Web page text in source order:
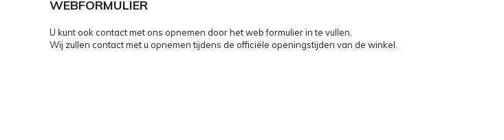
WEBFORMULIER
U kunt ook contact met ons opnemen door het web formulier in te vullen.
Wij zullen contact met u opnemen tijdens de officiële openingstijden van de winkel.